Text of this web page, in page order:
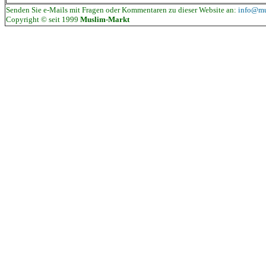
Senden Sie e-Mails mit Fragen oder Kommentaren zu dieser Website an:
Copyright © seit 1999 Muslim-Markt